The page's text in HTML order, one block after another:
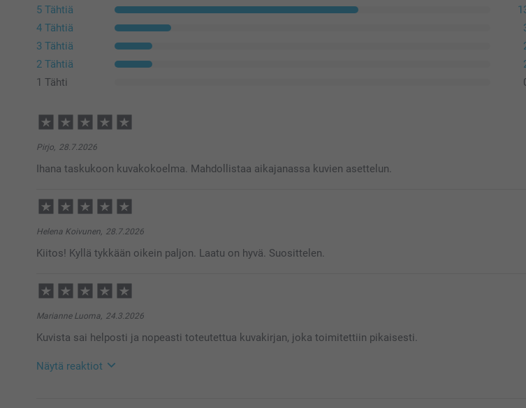
5 Tähtiä
4 Tähtiä
3 Tähtiä
2 Tähtiä
1 Tähti
Pirjo, 28.7.2026
Ihana taskukoon kuvakokoelma. Mahdollistaa aikajanassa kuvien asettelun.
Helena Koivunen, 28.7.2026
Kiitos! Kyllä tykkään oikein paljon. Laatu on hyvä. Suosittelen.
Marianne Luoma, 24.3.2026
Kuvista sai helposti ja nopeasti toteutettua kuvakirjan, joka toimitettiin pikaisesti.
Näytä reaktiot